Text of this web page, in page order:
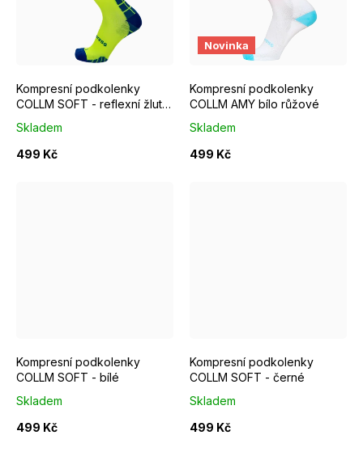
Kompresní podkolenky
COLLM SOFT - reflexní žluté
Skladem
499 Kč
S/M EUR 37-39 M/L EUR 40-42
Novinka
Kompresní podkolenky
COLLM AMY bílo růžové
Skladem
499 Kč
S/M EUR 37-39
Kompresní podkolenky
COLLM SOFT - bílé
Skladem
499 Kč
Kompresní podkolenky
COLLM SOFT - černé
Skladem
499 Kč